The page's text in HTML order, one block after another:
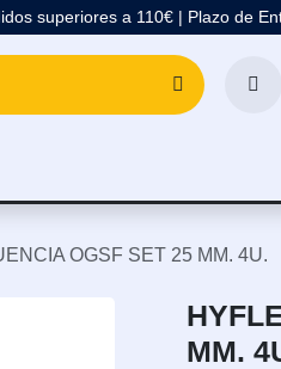
superiores a 110€ | Plazo de
OGSF SET 25 MM. 4U.
MM.